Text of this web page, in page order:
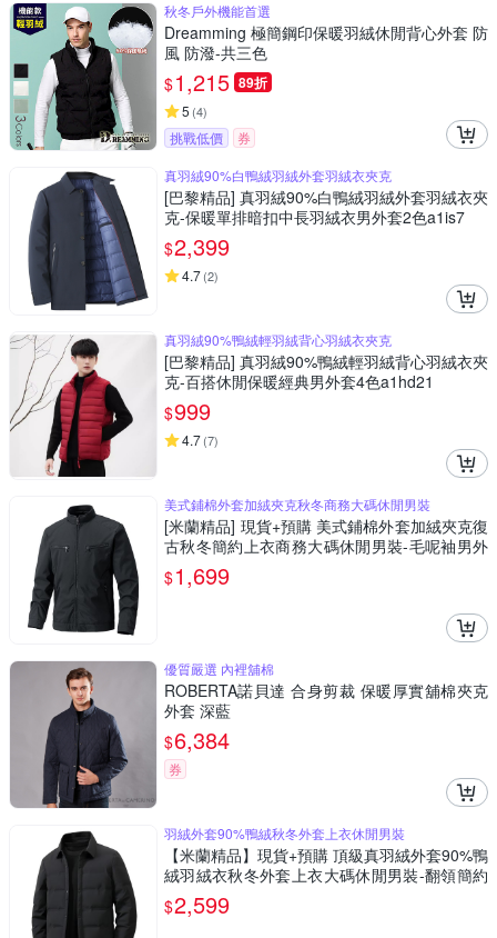
秋冬戶外機能首選
Dreamming 極簡鋼印保暖羽絨休閒背心外套 防
風 防潑-共三色
$1,215 89折
5 (4)
挑戰低價
券
真羽絨90%白鴨絨羽絨外套羽絨衣夾克
[巴黎精品] 真羽絨90%白鴨絨羽絨外套羽絨衣夾
克-保暖單排暗扣中長羽絨衣男外套2色a1is7
$2,399
4.7(2)
真羽絨90%鴨絨輕羽絨背心羽絨衣夾克
[巴黎精品] 真羽絨90%鴨絨輕羽絨背心羽絨衣夾
克-百搭休閒保暖經典男外套4色a1hd21
$999
4.7(7)
美式鋪棉外套加絨夾克秋冬商務大碼休閒男裝
[米蘭精品] 現貨+預購 美式鋪棉外套加絨夾克復
古秋冬簡約上衣商務大碼休閒男裝-毛呢袖男外
套4色74mh16
$1,699
優質嚴選 內裡舖棉
ROBERTA諾貝達 合身剪裁 保暖厚實舖棉夾克
外套 深藍
$6,384
券
羽絨外套90%鴨絨秋冬外套上衣休閒男裝
【米蘭精品】現貨+預購 頂級真羽絨外套90%鴨
絨羽絨衣秋冬外套上衣大碼休閒男裝-翻領簡約
輕感3色74mt115
$2,599